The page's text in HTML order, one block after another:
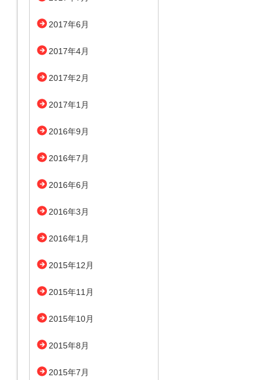
2017年6月
2017年4月
2017年2月
2017年1月
2016年9月
2016年7月
2016年6月
2016年3月
2016年1月
2015年12月
2015年11月
2015年10月
2015年8月
2015年7月